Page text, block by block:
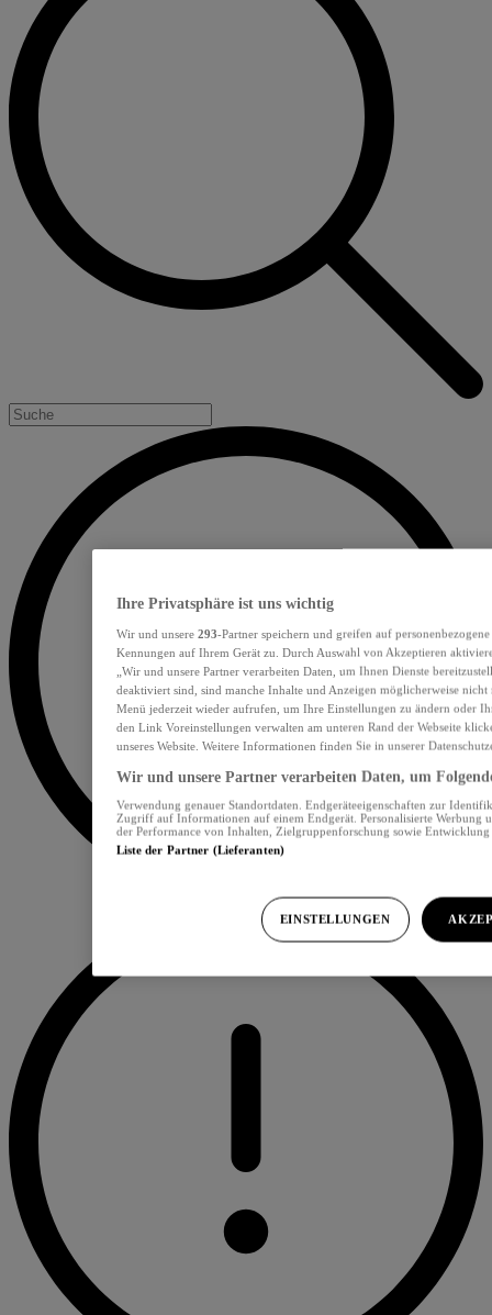
Ihre Privatsphäre ist uns wichtig
Wir und unsere 293-Partner speichern und greifen auf
Kennungen auf Ihrem Gerät zu. Durch Auswahl von Akzeptieren
„Wir und unsere Partner verarbeiten Daten, um Ihnen Dienste
deaktiviert sind, sind manche Inhalte und Anzeigen möglicherweise nicht
Menü jederzeit wieder aufrufen, um Ihre Einstellungen zu ändern oder
den Link Voreinstellungen verwalten am unteren Rand der Webseite
unseres Website. Weitere Informationen finden Sie in unserer
Wir und unsere Partner verarbeiten Daten, um
Verwendung genauer Standortdaten. Endgeräteeigenschaften zur
Zugriff auf Informationen auf einem Endgerät. Personalisierte Werbung
der Performance von Inhalten, Zielgruppenforschung sowie
Liste der Partner (Lieferanten)
EINSTELLUNGEN